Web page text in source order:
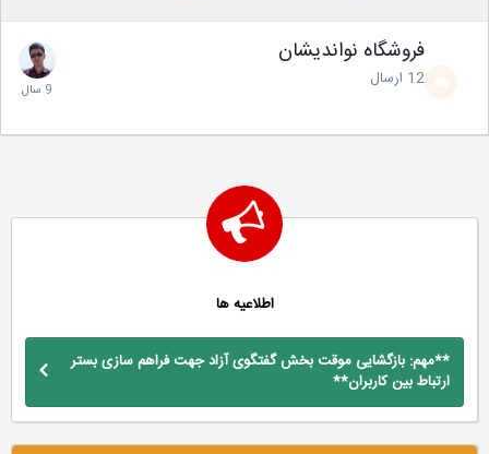
فروشگاه نواندیشان
12 ارسال
اطلاعیه ها
**مهم: بازگشایی موقت بخش گفتگوی آزاد جهت فراهم سازی بستر
ارتباط بین کاربران**